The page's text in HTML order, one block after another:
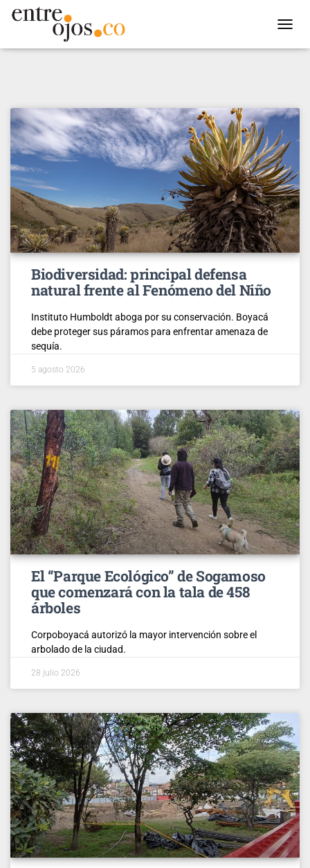
Biodiversidad: principal defensa
natural frente al Fenómeno del Niño
Instituto Humboldt aboga por su conservación. Boyacá
debe proteger sus páramos para enfrentar amenaza de
sequía.
5 agosto 2026
El “Parque Ecológico” de Sogamoso
que comenzará con la tala de 458
árboles
Corpoboyacá autorizó la mayor intervención sobre el
arbolado de la ciudad.
28 julio 2026